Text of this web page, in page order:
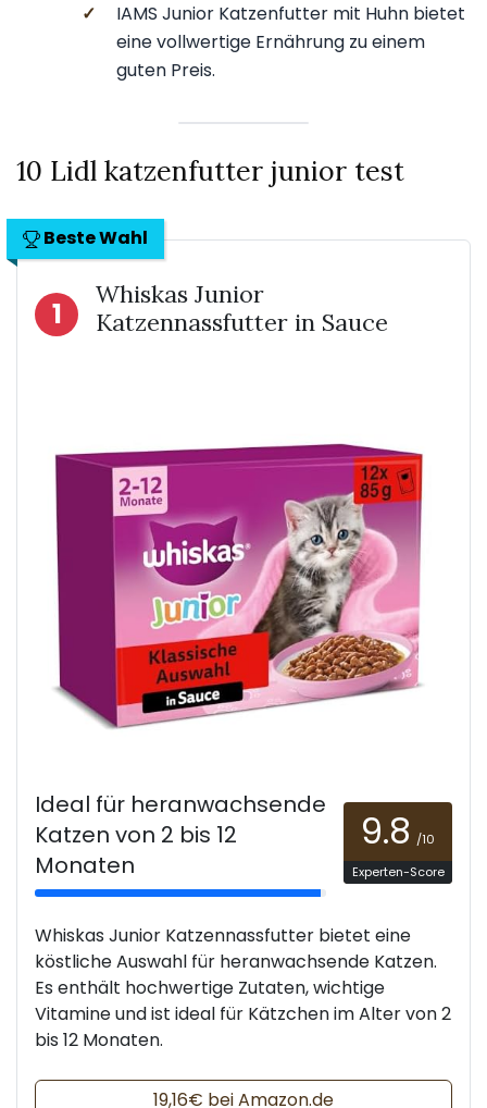
✓
IAMS Junior Katzenfutter mit Huhn bietet
eine vollwertige Ernährung zu einem
guten Preis.
10 Lidl katzenfutter junior test
Beste Wahl
1
Whiskas Junior
Katzennassfutter in Sauce
Ideal für heranwachsende
Katzen von 2 bis 12
Monaten
9.8 /10
Experten-Score
Whiskas Junior Katzennassfutter bietet eine
köstliche Auswahl für heranwachsende Katzen.
Es enthält hochwertige Zutaten, wichtige
Vitamine und ist ideal für Kätzchen im Alter von 2
bis 12 Monaten.
19,16€ bei Amazon.de